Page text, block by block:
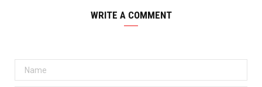
WRITE A COMMENT